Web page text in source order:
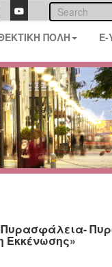
ΠΟΛΗ
Εκκένωσης»